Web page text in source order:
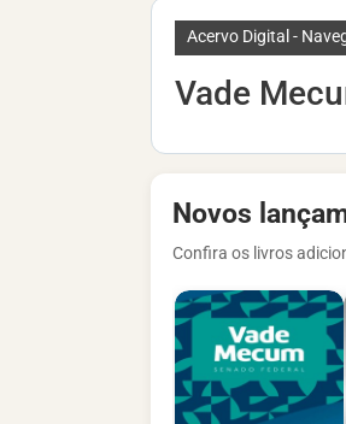
Acervo Digital -
Vade
Novos
Confira os livros